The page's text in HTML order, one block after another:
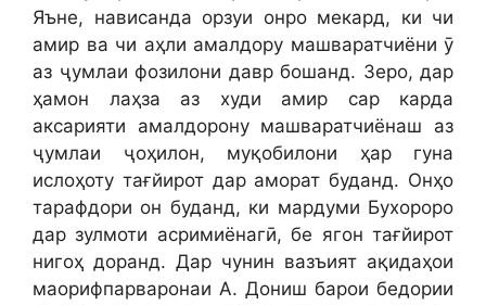
Яъне, нависанда орзуи онро мекард, ки чи
амир ва чи аҳли амалдору машваратчиёни ӯ
аз ҷумлаи фозилони давр бошанд. Зеро, дар
ҳамон лаҳза аз худи амир сар карда
аксарияти амалдорону машваратчиёнаш аз
ҷумлаи ҷоҳилон, муқобилони ҳар гуна
ислоҳоту тағйирот дар аморат буданд. Онҳо
тарафдори он буданд, ки мардуми Бухороро
дар зулмоти асримиёнагӣ, бе ягон тағйирот
нигоҳ доранд. Дар чунин вазъият ақидаҳои
маорифпарваронаи А. Дониш барои бедории